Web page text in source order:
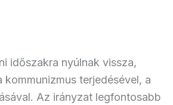
időszakra nyúlnak vissza,
terjedésével, a
Az irányzat legfontosabb